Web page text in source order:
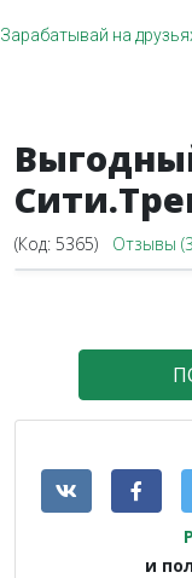
Зарабатывай на
(Код: 5365) Отзывы
и